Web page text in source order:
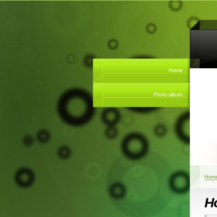
Home
Photo album